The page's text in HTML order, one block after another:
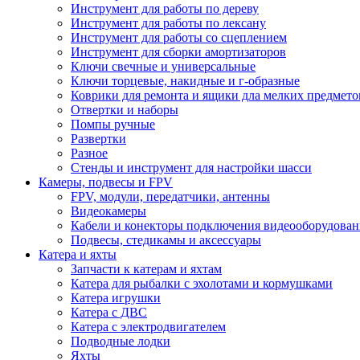
Инструмент для работы по дереву
Инструмент для работы по лексану
Инструмент для работы со сцеплением
Инструмент для сборки амортизаторов
Ключи свечные и универсальные
Ключи торцевые, накидные и г-образные
Коврики для ремонта и ящики дла мелких
Отвертки и наборы
Помпы ручные
Развертки
Разное
Стенды и инструмент для настройки шасси
Камеры, подвесы и FPV
FPV, модули, передатчики, антенны
Видеокамеры
Кабели и конекторы подключения
Подвесы, стедикамы и аксессуары
Катера и яхты
Запчасти к катерам и яхтам
Катера для рыбалки с эхолотами и кормушками
Катера игрушки
Катера с ДВС
Катера с электродвигателем
Подводные лодки
Яхты